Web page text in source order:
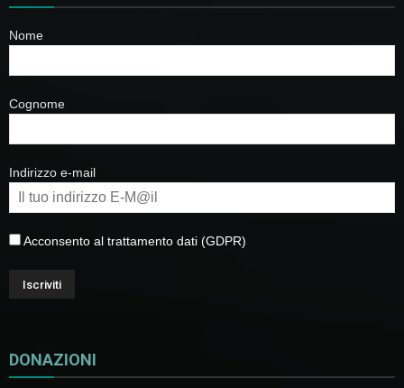
Nome
Cognome
Indirizzo e-mail
Acconsento al trattamento dati (GDPR)
DONAZIONI